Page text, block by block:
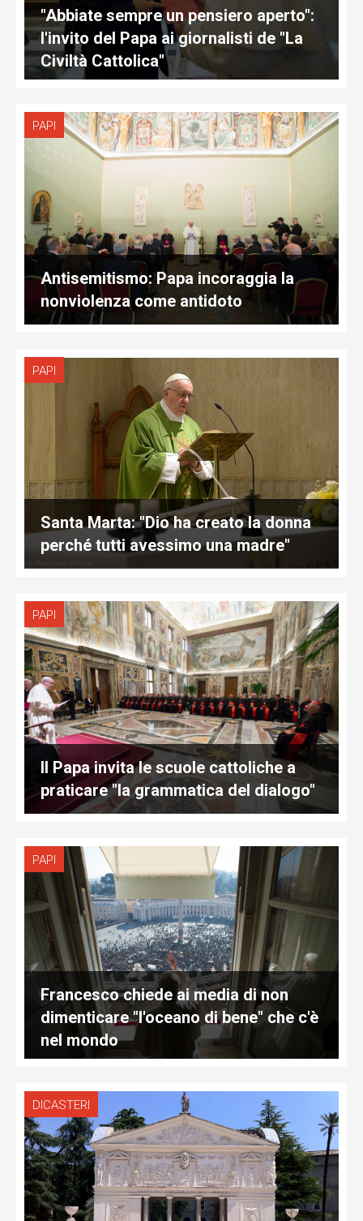
"Abbiate sempre un pensiero aperto":
l'invito del Papa ai giornalisti de "La
Civiltà Cattolica"
PAPI
Antisemitismo: Papa incoraggia la
nonviolenza come antidoto
PAPI
Santa Marta: "Dio ha creato la donna
perché tutti avessimo una madre"
PAPI
Il Papa invita le scuole cattoliche a
praticare "la grammatica del dialogo"
PAPI
Francesco chiede ai media di non
dimenticare "l'oceano di bene" che c'è
nel mondo
DICASTERI